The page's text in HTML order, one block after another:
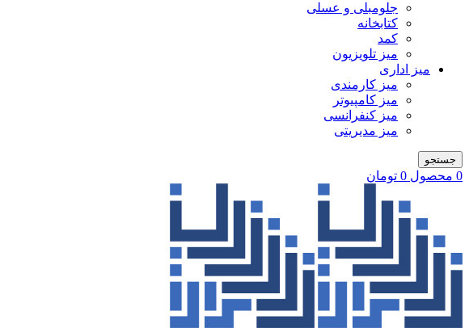
جلومبلی و عسلی
کتابخانه
کمد
میز تلویزیون
میز اداری
میز کارمندی
میز کامپیوتر
میز کنفرانسی
میز مدیریتی
جستجو
0 محصول 0 تومان